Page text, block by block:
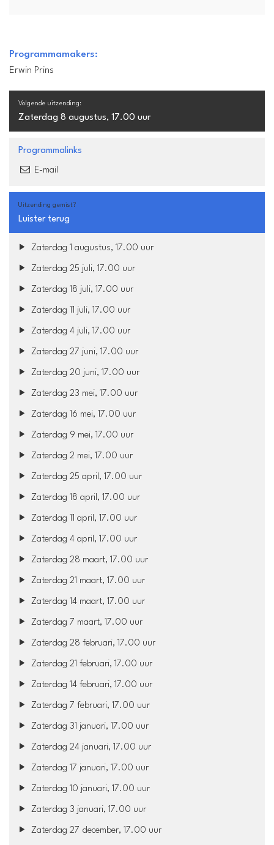
Programmamakers:
Erwin Prins
Volgende uitzending:
Zaterdag 8 augustus, 17.00 uur
Programmalinks
E-mail
Uitzending gemist?
Luister terug
Zaterdag 1 augustus, 17.00 uur
Zaterdag 25 juli, 17.00 uur
Zaterdag 18 juli, 17.00 uur
Zaterdag 11 juli, 17.00 uur
Zaterdag 4 juli, 17.00 uur
Zaterdag 27 juni, 17.00 uur
Zaterdag 20 juni, 17.00 uur
Zaterdag 23 mei, 17.00 uur
Zaterdag 16 mei, 17.00 uur
Zaterdag 9 mei, 17.00 uur
Zaterdag 2 mei, 17.00 uur
Zaterdag 25 april, 17.00 uur
Zaterdag 18 april, 17.00 uur
Zaterdag 11 april, 17.00 uur
Zaterdag 4 april, 17.00 uur
Zaterdag 28 maart, 17.00 uur
Zaterdag 21 maart, 17.00 uur
Zaterdag 14 maart, 17.00 uur
Zaterdag 7 maart, 17.00 uur
Zaterdag 28 februari, 17.00 uur
Zaterdag 21 februari, 17.00 uur
Zaterdag 14 februari, 17.00 uur
Zaterdag 7 februari, 17.00 uur
Zaterdag 31 januari, 17.00 uur
Zaterdag 24 januari, 17.00 uur
Zaterdag 17 januari, 17.00 uur
Zaterdag 10 januari, 17.00 uur
Zaterdag 3 januari, 17.00 uur
Zaterdag 27 december, 17.00 uur